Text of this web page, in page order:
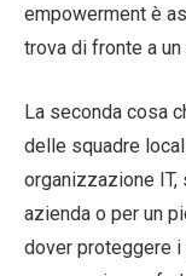
empowerment è
trova di fronte a
La seconda cosa
delle squadre
organizzazione IT,
azienda o per un
dover proteggere